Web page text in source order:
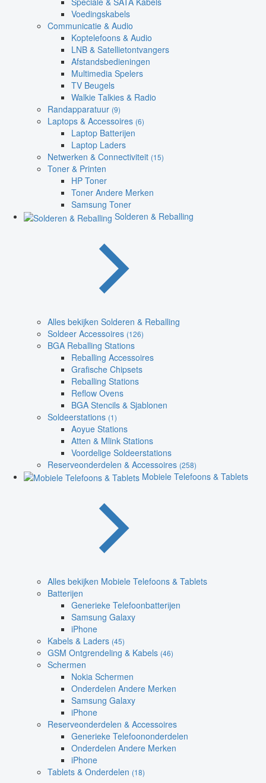
Voedingskabels
Communicatie & Audio
Koptelefoons & Audio
LNB & Satellietontvangers
Afstandsbedieningen
Multimedia Spelers
TV Beugels
Walkie Talkies & Radio
Randapparatuur (9)
Laptops & Accessoires (6)
Laptop Batterijen
Laptop Laders
Netwerken & Connectiviteit (15)
Toner & Printen
HP Toner
Toner Andere Merken
Samsung Toner
Solderen & Reballing
Alles bekijken Solderen & Reballing
Soldeer Accessoires (126)
BGA Reballing Stations
Reballing Accessoires
Grafische Chipsets
Reballing Stations
Reflow Ovens
BGA Stencils & Sjablonen
Soldeerstations (1)
Aoyue Stations
Atten & Mlink Stations
Voordelige Soldeerstations
Reserveonderdelen & Accessoires (258)
Mobiele Telefoons & Tablets
Alles bekijken Mobiele Telefoons & Tablets
Batterijen
Generieke Telefoonbatterijen
Samsung Galaxy
iPhone
Kabels & Laders (45)
GSM Ontgrendeling & Kabels (46)
Schermen
Nokia Schermen
Onderdelen Andere Merken
Samsung Galaxy
iPhone
Reserveonderdelen & Accessoires
Generieke Telefoononderdelen
Onderdelen Andere Merken
iPhone
Tablets & Onderdelen (18)